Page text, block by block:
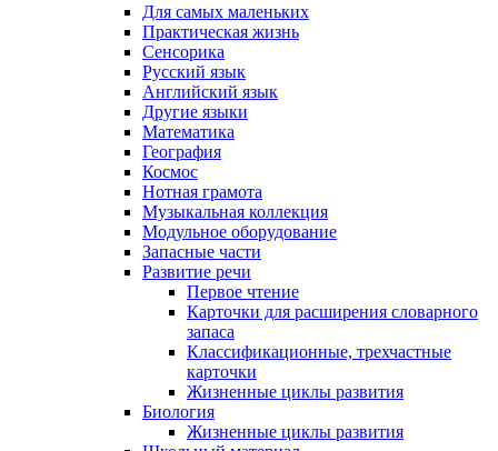
Для самых маленьких
Практическая жизнь
Сенсорика
Русский язык
Английский язык
Другие языки
Математика
География
Космос
Нотная грамота
Музыкальная коллекция
Модульное оборудование
Запасные части
Развитие речи
Первое чтение
Карточки для расширения словарного
запаса
Классификационные, трехчастные
карточки
Жизненные циклы развития
Биология
Жизненные циклы развития